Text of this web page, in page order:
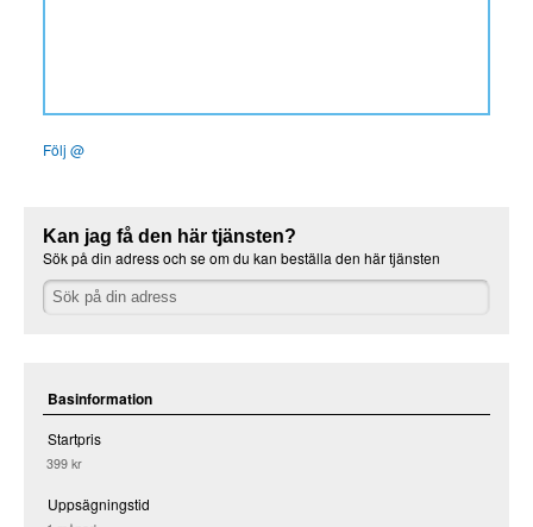
Följ @
Kan jag få den här tjänsten?
Sök på din adress och se om du kan beställa den här tjänsten
Basinformation
Startpris
399 kr
Uppsägningstid